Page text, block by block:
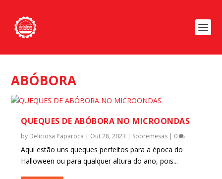
ABÓBORA
QUEQUES DE ABÓBORA NO MICROONDAS
by Deliciosa Paparoca | Out 28, 2023 | Sobremesas | 0
Aqui estão uns queques perfeitos para a época do
Halloween ou para qualquer altura do ano, pois...